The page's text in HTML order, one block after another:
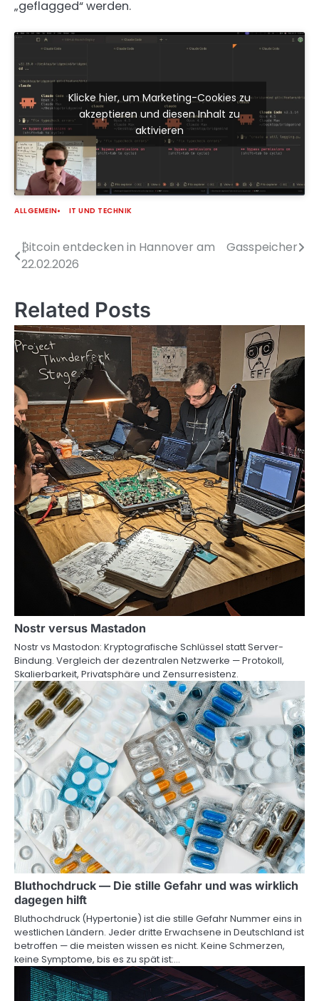
„geflagged“ werden.
Klicke hier, um Marketing-Cookies zu
akzeptieren und diesen Inhalt zu
aktivieren
ALLGEMEIN IT UND TECHNIK
Beitragsnavigation
₿itcoin entdecken in Hannover am
22.02.2026
Gasspeicher
Related Posts
Nostr versus Mastadon
Nostr vs Mastodon: Kryptografische Schlüssel statt Server-
Bindung. Vergleich der dezentralen Netzwerke — Protokoll,
Skalierbarkeit, Privatsphäre und Zensurresistenz.
Bluthochdruck — Die stille Gefahr und was wirklich
dagegen hilft
Bluthochdruck (Hypertonie) ist die stille Gefahr Nummer eins in
westlichen Ländern. Jeder dritte Erwachsene in Deutschland ist
betroffen — die meisten wissen es nicht. Keine Schmerzen,
keine Symptome, bis es zu spät ist:…